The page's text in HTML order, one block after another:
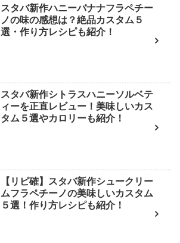
スタバ新作ハニーバナナフラペチー
ノの味の感想は？絶品カスタム５
選・作り方レシピも紹介！
スタバ新作シトラスハニーソルベテ
ィーを正直レビュー！美味しいカス
タム５選やカロリーも紹介！
【リピ確】スタバ新作シュークリー
ムフラペチーノの美味しいカスタム
５選！作り方レシピも紹介！